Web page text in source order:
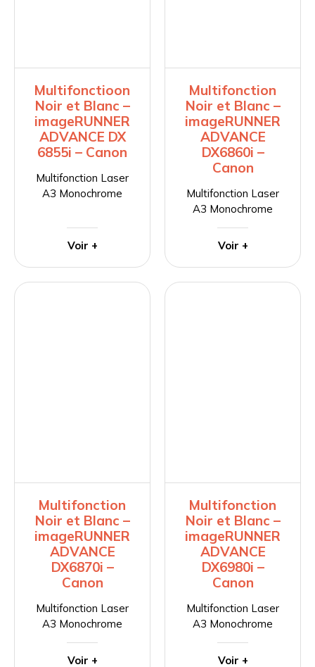
Multifonctioon
Noir et Blanc –
imageRUNNER
ADVANCE DX
6855i – Canon
Multifonction Laser
A3 Monochrome
Voir +
Multifonction
Noir et Blanc –
imageRUNNER
ADVANCE
DX6860i –
Canon
Multifonction Laser
A3 Monochrome
Voir +
Multifonction
Noir et Blanc –
imageRUNNER
ADVANCE
DX6870i –
Canon
Multifonction Laser
A3 Monochrome
Voir +
Multifonction
Noir et Blanc –
imageRUNNER
ADVANCE
DX6980i –
Canon
Multifonction Laser
A3 Monochrome
Voir +